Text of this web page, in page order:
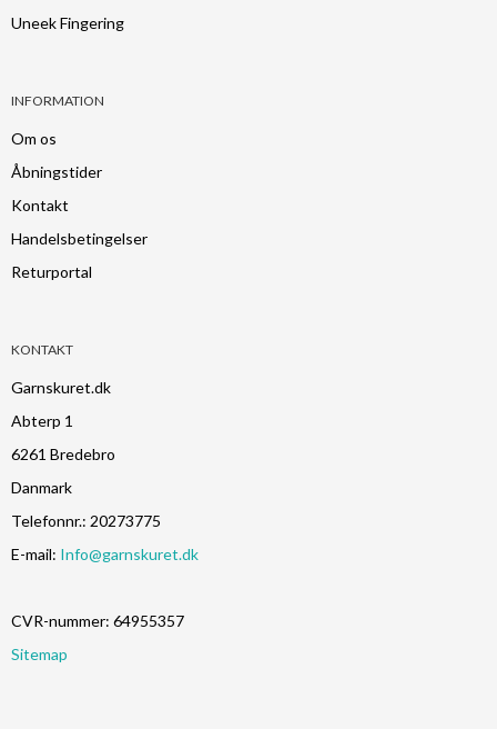
Uneek Fingering
INFORMATION
Om os
Åbningstider
Kontakt
Handelsbetingelser
Returportal
KONTAKT
Garnskuret.dk
Abterp 1
6261 Bredebro
Danmark
Telefonnr.: 20273775
E-mail: Info@garnskuret.dk
CVR-nummer: 64955357
Sitemap